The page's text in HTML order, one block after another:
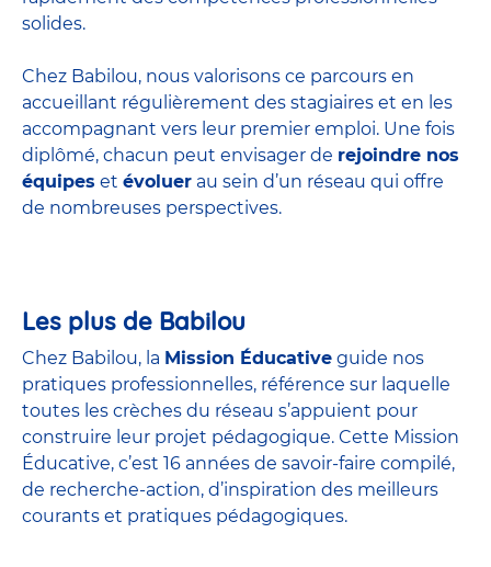
solides.
Chez Babilou, nous valorisons ce parcours en
accueillant régulièrement des stagiaires et en les
accompagnant vers leur premier emploi. Une fois
diplômé, chacun peut envisager de rejoindre nos
équipes et évoluer au sein d’un réseau qui offre
de nombreuses perspectives.
Les plus de Babilou
Chez Babilou, la Mission Éducative guide nos
pratiques professionnelles, référence sur laquelle
toutes les crèches du réseau s’appuient pour
construire leur projet pédagogique. Cette Mission
Éducative, c’est 16 années de savoir-faire compilé,
de recherche-action, d’inspiration des meilleurs
courants et pratiques pédagogiques.